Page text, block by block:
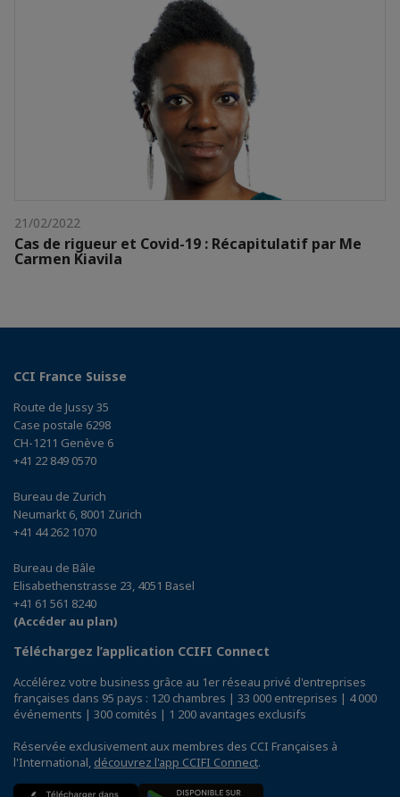
21/02/2022
Cas de rigueur et Covid-19 : Récapitulatif par Me
Carmen Kiavila
CCI France Suisse
Route de Jussy 35
Case postale 6298
CH-1211 Genève 6
+41 22 849 0570
Bureau de Zurich
Neumarkt 6, 8001 Zürich
+41 44 262 1070
Bureau de Bâle
Elisabethenstrasse 23, 4051 Basel
+41 61 561 8240
(Accéder au plan)
Téléchargez l’application CCIFI Connect
Accélérez votre business grâce au 1er réseau privé d'entreprises
françaises dans 95 pays : 120 chambres | 33 000 entreprises | 4 000
événements | 300 comités | 1 200 avantages exclusifs
Réservée exclusivement aux membres des CCI Françaises à
l'International, découvrez l'app CCIFI Connect.